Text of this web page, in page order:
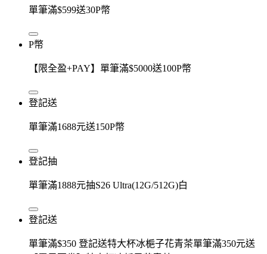
單筆滿$599送30P幣
P幣
【限全盈+PAY】單筆滿$5000送100P幣
登記送
單筆滿1688元送150P幣
登記抽
單筆滿1888元抽S26 Ultra(12G/512G)白
登記送
單筆滿$350 登記送特大杯冰梔子花青茶單筆滿350元送